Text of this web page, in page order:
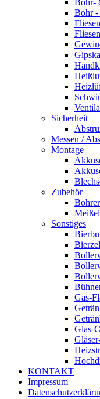
Bohr-
Bohr -
Sicherheit
Messen /
Montage
Zubehör
Bohrer
Meißel
Sonstiges
Gas-
Glas-
KONTAKT
Impressum